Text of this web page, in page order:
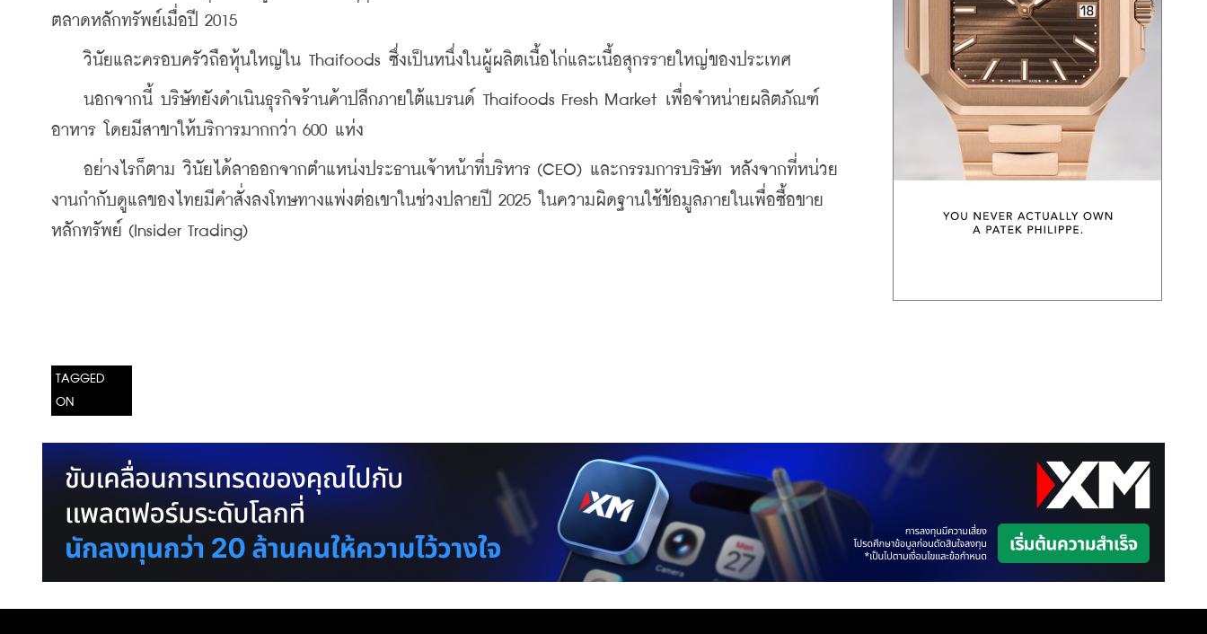
ตลาดหลักทรัพย์เมื่อปี 2015
วินัยและครอบครัวถือหุ้นใหญ่ใน Thaifoods ซึ่งเป็นหนึ่งในผู้ผลิตเนื้อไก่และเนื้อสุกรรายใหญ่ของประเทศ
นอกจากนี้ บริษัทยังดำเนินธุรกิจร้านค้าปลีกภายใต้แบรนด์ Thaifoods Fresh Market เพื่อจำหน่ายผลิตภัณฑ์
อาหาร โดยมีสาขาให้บริการมากกว่า 600 แห่ง
อย่างไรก็ตาม วินัยได้ลาออกจากตำแหน่งประธานเจ้าหน้าที่บริหาร (CEO) และกรรมการบริษัท หลังจากที่หน่วย
งานกำกับดูแลของไทยมีคำสั่งลงโทษทางแพ่งต่อเขาในช่วงปลายปี 2025 ในความผิดฐานใช้ข้อมูลภายในเพื่อซื้อขาย
หลักทรัพย์ (Insider Trading)
TAGGED
ON